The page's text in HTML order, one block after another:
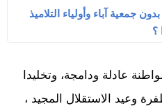
جمعية آباء وأولياء التلاميذ
؟
عادلة ودامجة، وتخليدا
وعيد الاستقلال المجيد ،